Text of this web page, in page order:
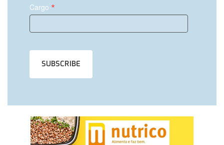
Cargo *